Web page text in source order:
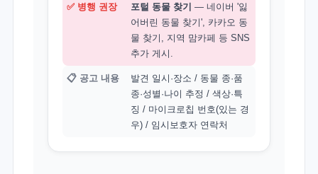
✅ 병행 권장 포털 동물 찾기 — 네이버 '잃
어버린 동물 찾기', 카카오 동
물 찾기, 지역 맘카페 등 SNS
추가 게시.
📋 공고 내용
발견 일시·장소 / 동물 종·품
종·성별·나이 추정 / 색상·특
징 / 마이크로칩 번호(있는 경
우) / 임시보호자 연락처